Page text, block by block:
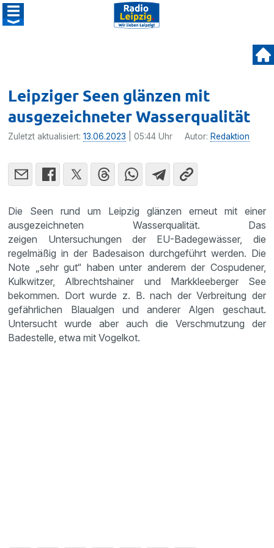
Leipziger Seen glänzen mit
ausgezeichneter Wasserqualität
Zuletzt aktualisiert:13.06.2023 | 05:44 Uhr Autor: Redaktion
Die Seen rund um Leipzig glänzen erneut mit einer
ausgezeichneten Wasserqualität. Das
zeigen Untersuchungen der EU-Badegewässer, die
regelmäßig in der Badesaison durchgeführt werden. Die
Note „sehr gut“ haben unter anderem der Cospudener,
Kulkwitzer, Albrechtshainer und Markkleeberger See
bekommen. Dort wurde z. B. nach der Verbreitung der
gefährlichen Blaualgen und anderer Algen geschaut.
Untersucht wurde aber auch die Verschmutzung der
Badestelle, etwa mit Vogelkot.